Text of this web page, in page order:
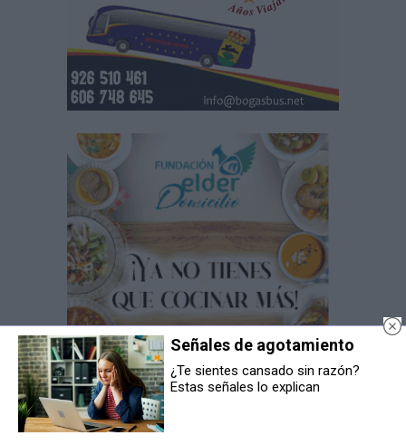
Señales de agotamiento
¿Te sientes cansado sin razón?
Estas señales lo explican